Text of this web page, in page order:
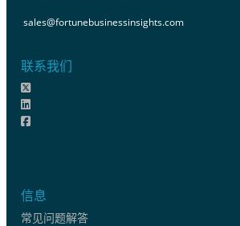
sales@fortunebusinessinsights.com
联系我们
信息
常见问题解答